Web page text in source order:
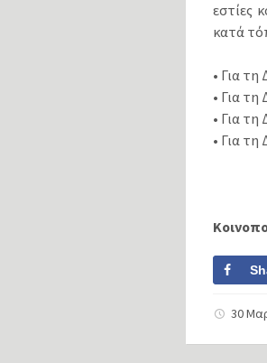
εστίες
κατά
• Για
• Για
• Για
• Για
30